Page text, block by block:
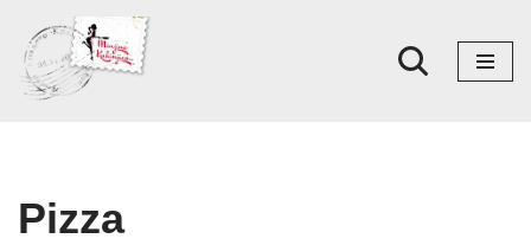
Skoči
na
Pizza